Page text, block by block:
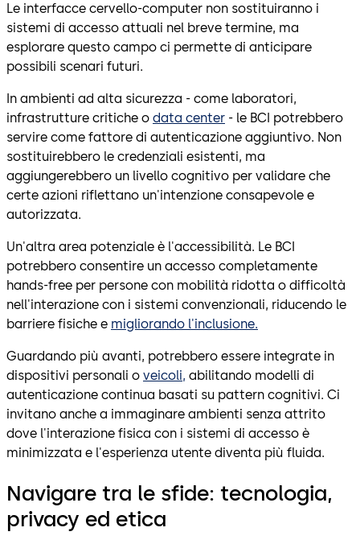
Le interfacce cervello-computer non sostituiranno i
sistemi di accesso attuali nel breve termine, ma
esplorare questo campo ci permette di anticipare
possibili scenari futuri.
In ambienti ad alta sicurezza - come laboratori,
infrastrutture critiche o data center - le BCI potrebbero
servire come fattore di autenticazione aggiuntivo. Non
sostituirebbero le credenziali esistenti, ma
aggiungerebbero un livello cognitivo per validare che
certe azioni riflettano un'intenzione consapevole e
autorizzata.
Un'altra area potenziale è l'accessibilità. Le BCI
potrebbero consentire un accesso completamente
hands-free per persone con mobilità ridotta o difficoltà
nell'interazione con i sistemi convenzionali, riducendo le
barriere fisiche e migliorando l'inclusione.
Guardando più avanti, potrebbero essere integrate in
dispositivi personali o veicoli, abilitando modelli di
autenticazione continua basati su pattern cognitivi. Ci
invitano anche a immaginare ambienti senza attrito
dove l'interazione fisica con i sistemi di accesso è
minimizzata e l'esperienza utente diventa più fluida.
Navigare tra le sfide: tecnologia,
privacy ed etica